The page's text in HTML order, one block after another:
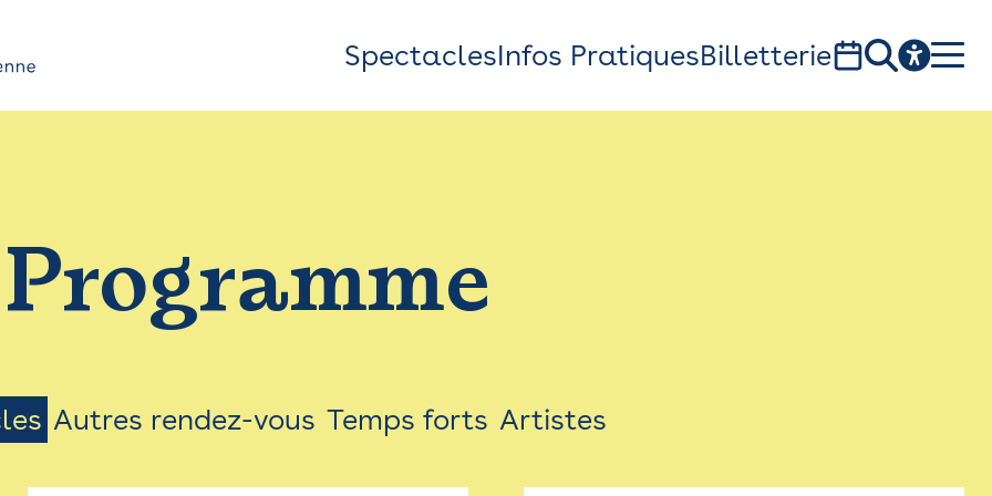
Top
Bar
Menu
SpectaclesInfos PratiquesBilletterie
1, av. du Chateau d'eau - 31300 Toulouse
Programme
Autres rendez-vous Temps forts Artistes